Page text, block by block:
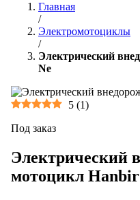
Главная
/
Электромотоциклы
/
Электрический
Ne
5 (1)
Под заказ
Электрический
мотоцикл